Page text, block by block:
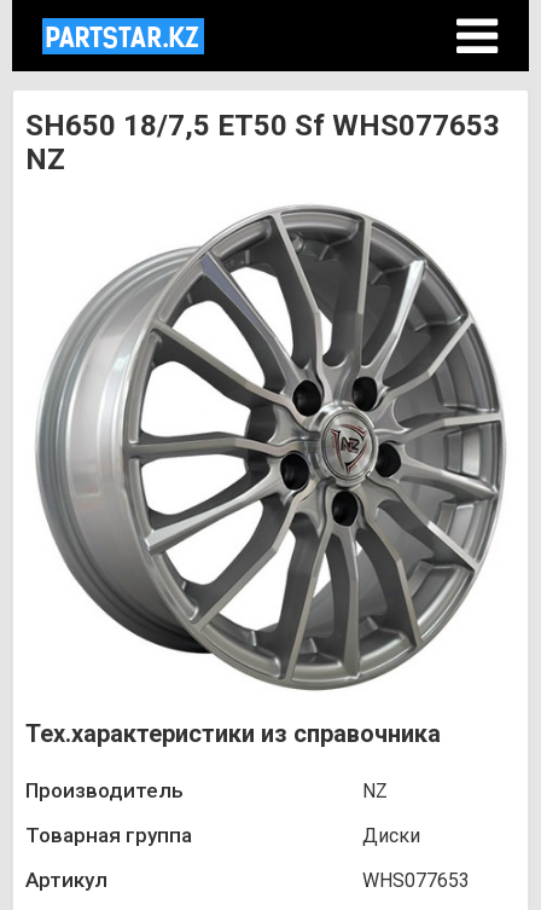
SH650 18/7,5 ET50 Sf WHS077653
NZ
Тех.характеристики из справочника
Производитель NZ
Товарная группа Диски
Артикул WHS077653